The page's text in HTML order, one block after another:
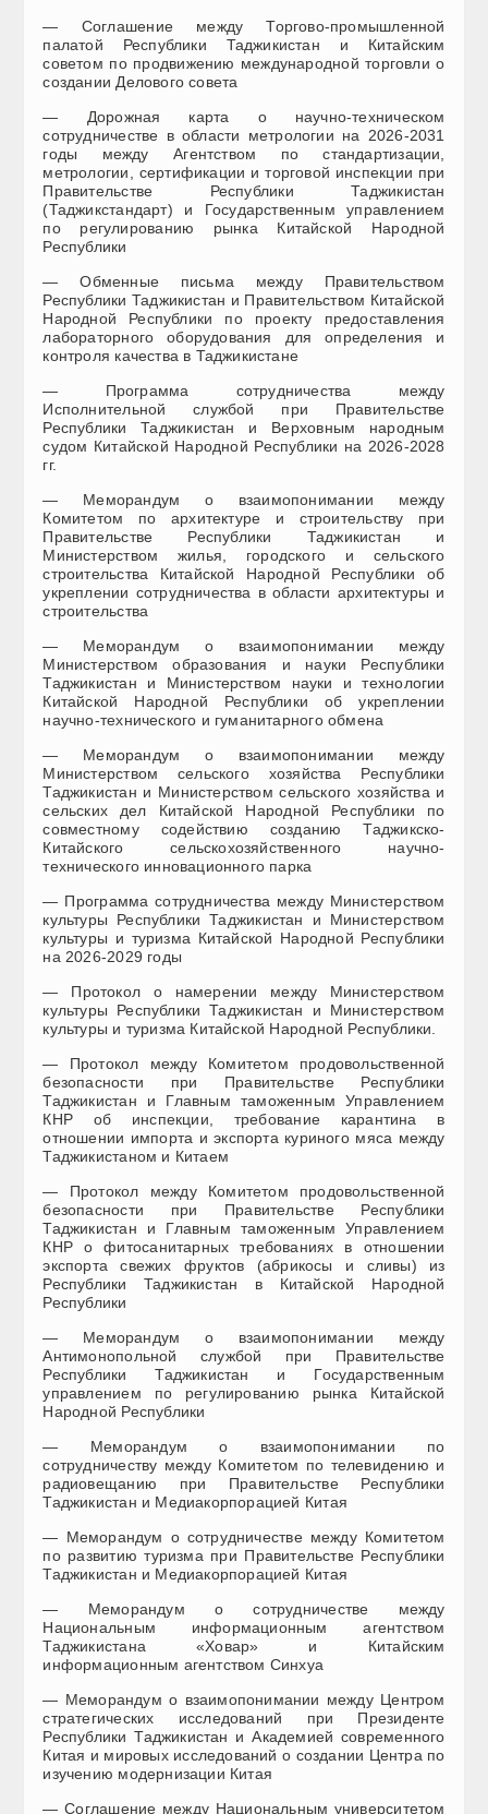
— Соглашение между Торгово-промышленной
палатой Республики Таджикистан и Китайским
советом по продвижению международной торговли о
создании Делового совета
— Дорожная карта о научно-техническом
сотрудничестве в области метрологии на 2026-2031
годы между Агентством по стандартизации,
метрологии, сертификации и торговой инспекции при
Правительстве Республики Таджикистан
(Таджикстандарт) и Государственным управлением
по регулированию рынка Китайской Народной
Республики
— Обменные письма между Правительством
Республики Таджикистан и Правительством Китайской
Народной Республики по проекту предоставления
лабораторного оборудования для определения и
контроля качества в Таджикистане
— Программа сотрудничества между
Исполнительной службой при Правительстве
Республики Таджикистан и Верховным народным
судом Китайской Народной Республики на 2026-2028
гг.
— Меморандум о взаимопонимании между
Комитетом по архитектуре и строительству при
Правительстве Республики Таджикистан и
Министерством жилья, городского и сельского
строительства Китайской Народной Республики об
укреплении сотрудничества в области архитектуры и
строительства
— Меморандум о взаимопонимании между
Министерством образования и науки Республики
Таджикистан и Министерством науки и технологии
Китайской Народной Республики об укреплении
научно-технического и гуманитарного обмена
— Меморандум о взаимопонимании между
Министерством сельского хозяйства Республики
Таджикистан и Министерством сельского хозяйства и
сельских дел Китайской Народной Республики по
совместному содействию созданию Таджикско-
Китайского сельскохозяйственного научно-
технического инновационного парка
— Программа сотрудничества между Министерством
культуры Республики Таджикистан и Министерством
культуры и туризма Китайской Народной Республики
на 2026-2029 годы
— Протокол о намерении между Министерством
культуры Республики Таджикистан и Министерством
культуры и туризма Китайской Народной Республики.
— Протокол между Комитетом продовольственной
безопасности при Правительстве Республики
Таджикистан и Главным таможенным Управлением
КНР об инспекции, требование карантина в
отношении импорта и экспорта куриного мяса между
Таджикистаном и Китаем
— Протокол между Комитетом продовольственной
безопасности при Правительстве Республики
Таджикистан и Главным таможенным Управлением
КНР о фитосанитарных требованиях в отношении
экспорта свежих фруктов (абрикосы и сливы) из
Республики Таджикистан в Китайской Народной
Республики
— Меморандум о взаимопонимании между
Антимонопольной службой при Правительстве
Республики Таджикистан и Государственным
управлением по регулированию рынка Китайской
Народной Республики
— Меморандум о взаимопонимании по
сотрудничеству между Комитетом по телевидению и
радиовещанию при Правительстве Республики
Таджикистан и Медиакорпорацией Китая
— Меморандум о сотрудничестве между Комитетом
по развитию туризма при Правительстве Республики
Таджикистан и Медиакорпорацией Китая
— Меморандум о сотрудничестве между
Национальным информационным агентством
Таджикистана «Ховар» и Китайским
информационным агентством Синхуа
— Меморандум о взаимопонимании между Центром
стратегических исследований при Президенте
Республики Таджикистан и Академией современного
Китая и мировых исследований о создании Центра по
изучению модернизации Китая
— Соглашение между Национальным университетом